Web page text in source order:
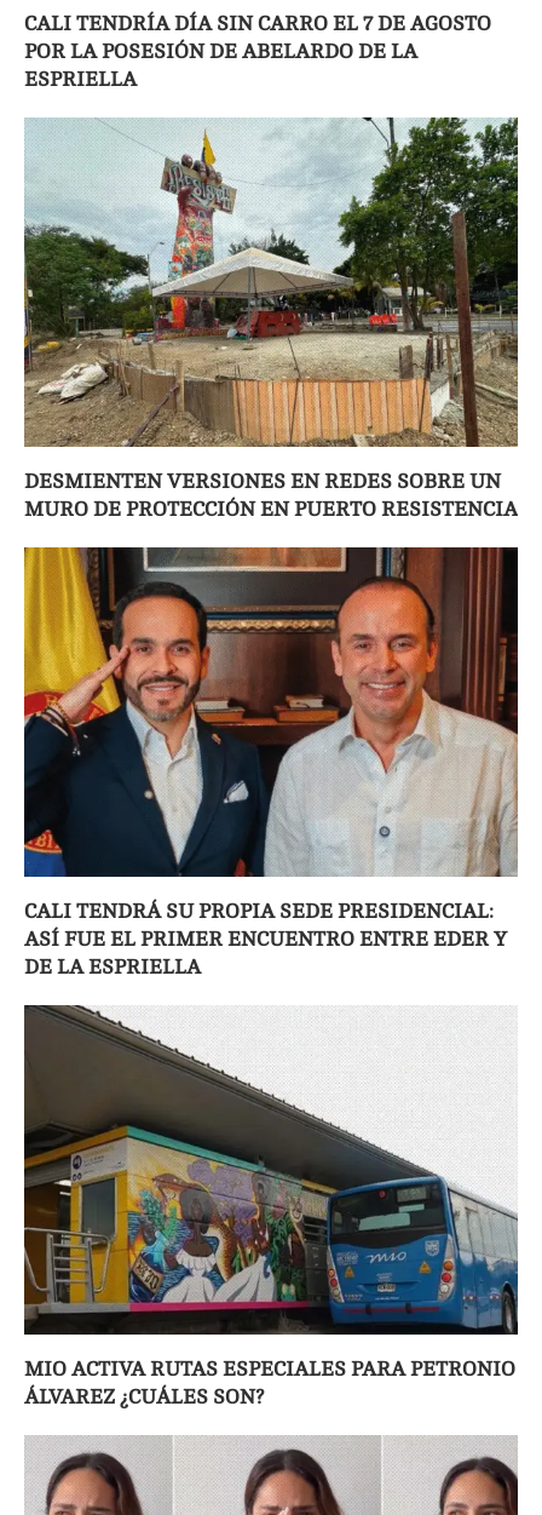
CALI TENDRÍA DÍA SIN CARRO EL 7 DE AGOSTO
POR LA POSESIÓN DE ABELARDO DE LA
ESPRIELLA
DESMIENTEN VERSIONES EN REDES SOBRE UN
MURO DE PROTECCIÓN EN PUERTO RESISTENCIA
CALI TENDRÁ SU PROPIA SEDE PRESIDENCIAL:
ASÍ FUE EL PRIMER ENCUENTRO ENTRE EDER Y
DE LA ESPRIELLA
MIO ACTIVA RUTAS ESPECIALES PARA PETRONIO
ÁLVAREZ ¿CUÁLES SON?